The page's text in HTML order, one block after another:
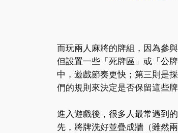
而玩兩人麻將的牌組，因為參
但設置一些「死牌區」或「公
中，遊戲節奏更快；第三則是
們的規則來決定是否保留這些
進入遊戲後，很多人最常遇到
先，將牌洗好並疊成牆（雖然